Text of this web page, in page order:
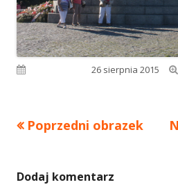
Opublikowano26 sierpnia 2015
Poprzedni obrazek
Dodaj komentarz